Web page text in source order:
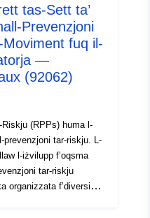
inspire.ec.europa.eu/
SpatialDataServiceType/
tas-Sett ta’
Prevenzjoni
fuq il-
—
(92062)
Riskju (RPPs) huma l-
prevenzjoni tar-riskju. L-
l-iżvilupp f’oqsma
tar-riskju
organizzata f’diversi